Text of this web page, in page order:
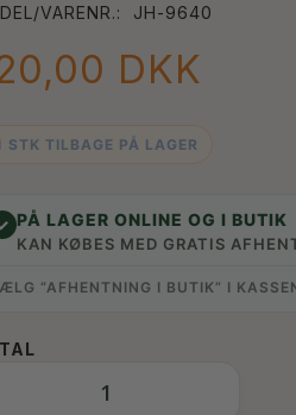
VARENR.: JH-9640
DKK
STK TILBAGE PÅ LAGER
PÅ LAGER ONLINE OG I BUTIK
KAN KØBES MED GRATIS
“AFHENTNING I BUTIK” I